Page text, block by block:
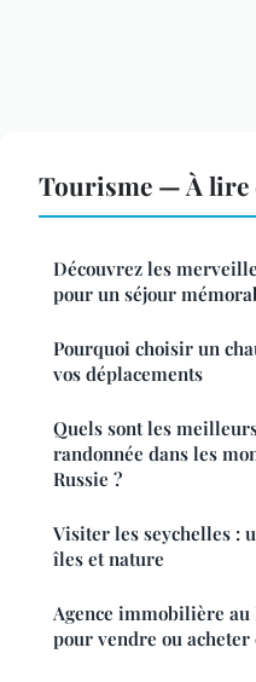
Tourisme — À lire
Découvrez les
pour un séjour
Pourquoi choisir un
vos déplacements
Quels sont les
randonnée dans les
Russie ?
Visiter les seychelles :
îles et nature
Agence immobilière
pour vendre ou acheter